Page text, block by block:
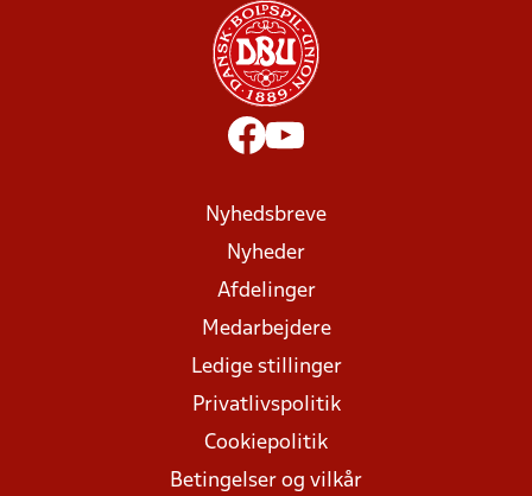
Nyhedsbreve
Nyheder
Afdelinger
Medarbejdere
Ledige stillinger
Privatlivspolitik
Cookiepolitik
Betingelser og vilkår